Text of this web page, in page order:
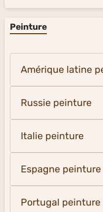
Peinture
Amérique latine
Russie peinture
Italie peinture
Espagne peinture
Portugal peinture